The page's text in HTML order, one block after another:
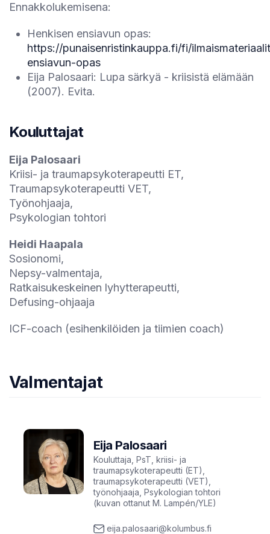
Ennakkolukemisena:
Henkisen ensiavun opas:
https://punaisenristinkauppa.fi/fi/
ensiavun-opas
Eija Palosaari: Lupa särkyä - kriisistä elämään
(2007). Evita.
Kouluttajat
Eija Palosaari
Kriisi- ja traumapsykoterapeutti ET,
Traumapsykoterapeutti VET,
Työnohjaaja,
Psykologian tohtori
Heidi Haapala
Sosionomi,
Nepsy-valmentaja,
Ratkaisukeskeinen lyhytterapeutti,
Defusing-ohjaaja
ICF-coach (esihenkilöiden ja tiimien coach)
Valmentajat
Eija Palosaari
Kouluttaja, PsT, kriisi- ja
traumapsykoterapeutti (ET),
traumapsykoterapeutti (VET),
työnohjaaja, Psykologian tohtori
(kuvan ottanut M. Lampén/YLE)
eija.palosaari@kolumbus.fi